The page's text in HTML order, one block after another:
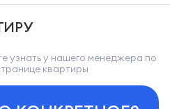
узнать у нашего менеджера по
квартиры